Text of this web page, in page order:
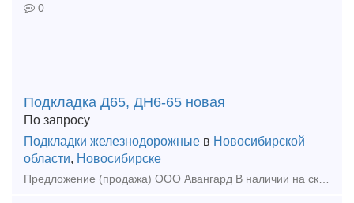
0
Подкладка Д65, ДН6-65 новая
По запросу
Подкладки железнодорожные в Новосибирской
области, Новосибирске